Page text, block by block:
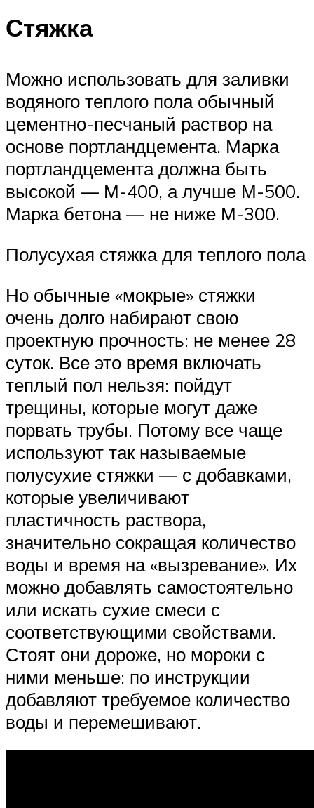
Стяжка
Можно использовать для заливки
водяного теплого пола обычный
цементно-песчаный раствор на
основе портландцемента. Марка
портландцемента должна быть
высокой — М-400, а лучше М-500.
Марка бетона — не ниже М-300.
Полусухая стяжка для теплого пола
Но обычные «мокрые» стяжки
очень долго набирают свою
проектную прочность: не менее 28
суток. Все это время включать
теплый пол нельзя: пойдут
трещины, которые могут даже
порвать трубы. Потому все чаще
используют так называемые
полусухие стяжки — с добавками,
которые увеличивают
пластичность раствора,
значительно сокращая количество
воды и время на «вызревание». Их
можно добавлять самостоятельно
или искать сухие смеси с
соответствующими свойствами.
Стоят они дороже, но мороки с
ними меньше: по инструкции
добавляют требуемое количество
воды и перемешивают.